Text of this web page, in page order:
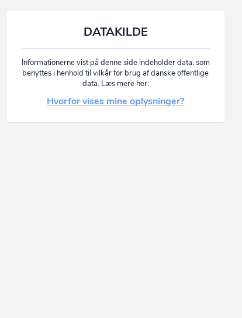
DATAKILDE
Informationerne vist på denne side indeholder data, som
benyttes i henhold til vilkår for brug af danske offentlige
data. Læs mere her:
Hvorfor vises mine oplysninger?